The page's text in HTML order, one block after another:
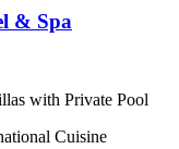
& Spa
with Private Pool
Cuisine